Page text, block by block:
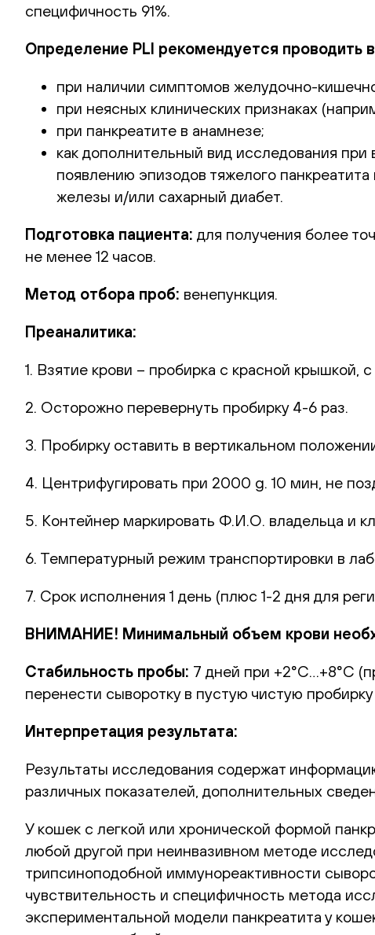
специфичность 91%.
Определение PLI рекомендуется проводить
при наличии симптомов желудочно-
при неясных клинических признаках
при панкреатите в анамнезе;
как дополнительный вид исследования
появлению эпизодов тяжелого
железы и/или сахарный диабет.
Подготовка пациента: для получения более
не менее 12 часов.
Метод отбора проб: венепункция.
Преаналитика:
1. Взятие крови – пробирка с красной крышкой,
2. Осторожно перевернуть пробирку 4-6 раз.
3. Пробирку оставить в вертикальном
4. Центрифугировать при 2000 g. 10 мин, не
5. Контейнер маркировать Ф.И.О. владельца и
6. Температурный режим транспортировки в
7. Срок исполнения 1 день (плюс 1-2 дня для
ВНИМАНИЕ! Минимальный объем крови
Стабильность пробы: 7 дней при +2°С…+8°С
перенести сыворотку в пустую чистую
Интерпретация результата:
Результаты исследования содержат
различных показателей, дополнительных
У кошек с легкой или хронической формой
любой другой при неинвазивном методе
трипсиноподобной иммунореактивности
чувствительность и специфичность метода
экспериментальной модели панкреатита у